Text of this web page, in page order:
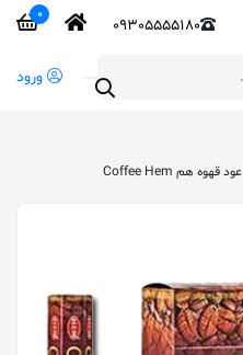
09305555180
0
ورود
عود قهوه هم Coffee Hem